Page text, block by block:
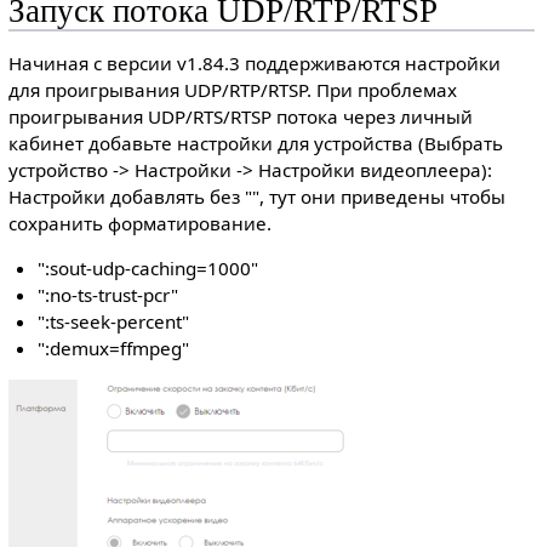
Запуск потока UDP/RTP/RTSP
Начиная с версии v1.84.3 поддерживаются настройки
для проигрывания UDP/RTP/RTSP. При проблемах
проигрывания UDP/RTS/RTSP потока через личный
кабинет добавьте настройки для устройства (Выбрать
устройство -> Настройки -> Настройки видеоплеера):
Настройки добавлять без "", тут они приведены чтобы
сохранить форматирование.
":sout-udp-caching=1000"
":no-ts-trust-pcr"
":ts-seek-percent"
":demux=ffmpeg"